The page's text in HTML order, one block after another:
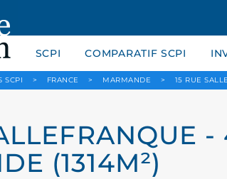
SCPI COMPARATIF SCPI
SCPI > FRANCE > MARMANDE > 15 RUE
(1314M²)